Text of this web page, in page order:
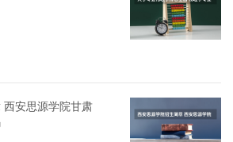
安思源学院甘肃